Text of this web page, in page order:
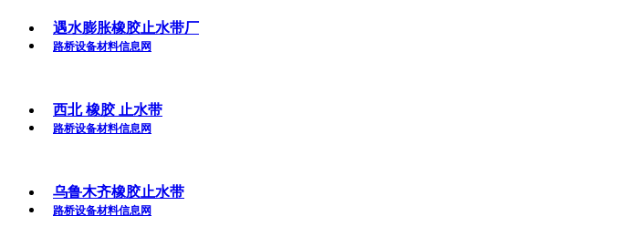
遇水膨胀橡胶止水带厂
路桥设备材料信息网
西北 橡胶 止水带
路桥设备材料信息网
乌鲁木齐橡胶止水带
路桥设备材料信息网